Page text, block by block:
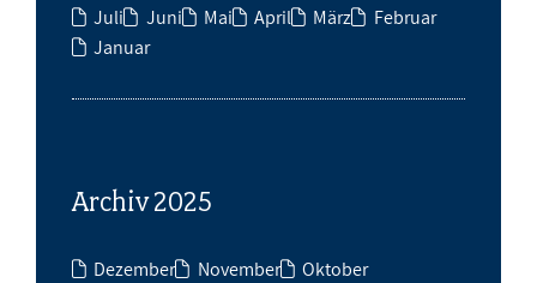
Juli Juni Mai April März
Februar
Januar
Archiv 2025
Dezember November
Oktober